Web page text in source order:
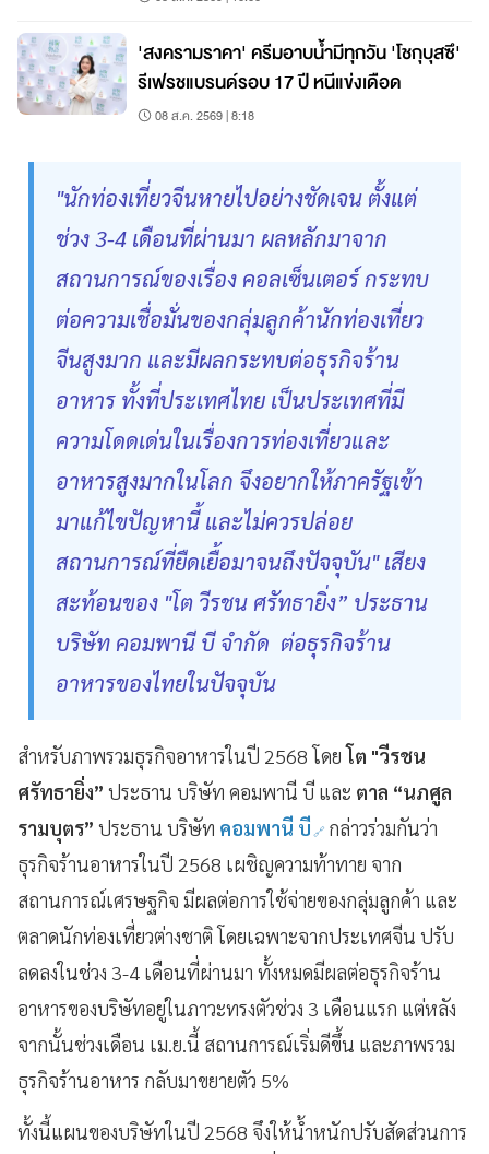
'สงครามราคา' ครีมอาบน้ำมีทุกวัน 'โชกุบุสซึ'
รีเฟรชแบรนด์รอบ 17 ปี หนีแข่งเดือด
08 ส.ค. 2569 | 8:18
"นักท่องเที่ยวจีนหายไปอย่างชัดเจน ตั้งแต่
ช่วง 3-4 เดือนที่ผ่านมา ผลหลักมาจาก
สถานการณ์ของเรื่อง คอลเซ็นเตอร์ กระทบ
ต่อความเชื่อมั่นของกลุ่มลูกค้านักท่องเที่ยว
จีนสูงมาก และมีผลกระทบต่อธุรกิจร้าน
อาหาร ทั้งที่ประเทศไทย เป็นประเทศที่มี
ความโดดเด่นในเรื่องการท่องเที่ยวและ
อาหารสูงมากในโลก จึงอยากให้ภาครัฐเข้า
มาแก้ไขปัญหานี้ และไม่ควรปล่อย
สถานการณ์ที่ยืดเยื้อมาจนถึงปัจจุบัน" เสียง
สะท้อนของ "โต วีรชน ศรัทธายิ่ง” ประธาน
บริษัท คอมพานี บี จำกัด ต่อธุรกิจร้าน
อาหารของไทยในปัจจุบัน
สำหรับภาพรวมธุรกิจอาหารในปี 2568 โดยโต "วีรชน
ศรัทธายิ่ง” ประธาน บริษัท คอมพานี บี และ ตาล “นภศูล
รามบุตร” ประธาน บริษัท คอมพานี บี กล่าวร่วมกันว่า
ธุรกิจร้านอาหารในปี 2568 เผชิญความท้าทาย จาก
สถานการณ์เศรษฐกิจ มีผลต่อการใช้จ่ายของกลุ่มลูกค้า และ
ตลาดนักท่องเที่ยวต่างชาติ โดยเฉพาะจากประเทศจีน ปรับ
ลดลงในช่วง 3-4 เดือนที่ผ่านมา ทั้งหมดมีผลต่อธุรกิจร้าน
อาหารของบริษัทอยู่ในภาวะทรงตัวช่วง 3 เดือนแรก แต่หลัง
จากนั้นช่วงเดือน เม.ย.นี้ สถานการณ์เริ่มดีขึ้น และภาพรวม
ธุรกิจร้านอาหาร กลับมาขยายตัว 5%
ทั้งนี้แผนของบริษัทในปี 2568 จึงให้น้ำหนักปรับสัดส่วนการ